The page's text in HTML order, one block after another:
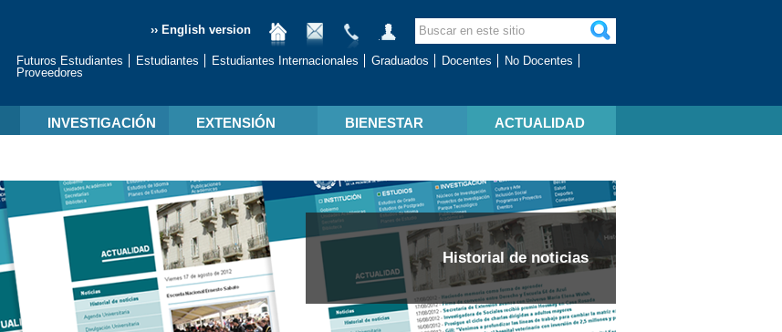
›› English version
Futuros Estudiantes Estudiantes Estudiantes Internacionales Graduados Docentes
No Docentes
Proveedores
INVESTIGACIÓN EXTENSIÓN BIENESTAR ACTUALIDAD
Historial de noticias